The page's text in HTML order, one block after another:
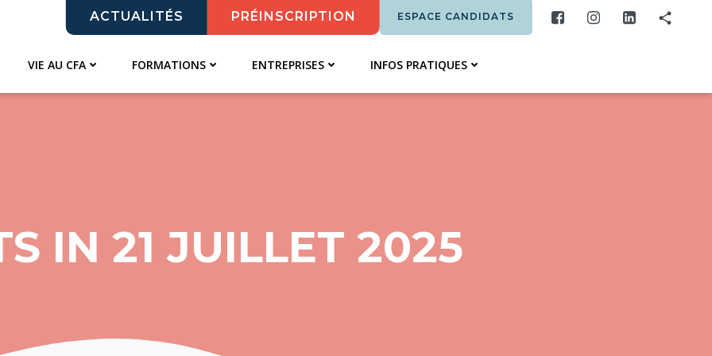
ACTUALITÉS PRÉINSCRIPTION ESPACE CANDIDATS
VIE AU CFA FORMATIONS ENTREPRISES INFOS PRATIQUES
IN 21 JUILLET 2025